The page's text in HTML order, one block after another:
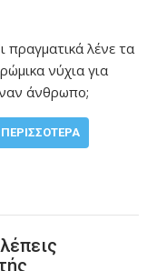
πραγματικά λένε τα
νύχια για
άνθρωπο;
ΠΕΡΙΣΣΌΤΕΡΑ